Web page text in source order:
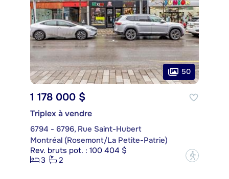
50
1 178 000 $
Triplex à vendre
6794 - 6796, Rue Saint-Hubert
Montréal (Rosemont/La Petite-Patrie)
Rev. bruts pot. : 100 404 $
3
2 ?